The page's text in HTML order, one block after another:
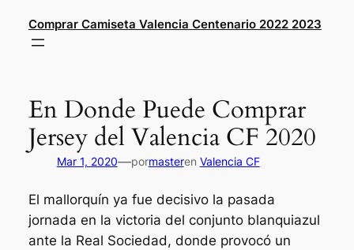
contenido
Comprar Camiseta Valencia Centenario 2022 2023
En Donde Puede Comprar
Jersey del Valencia CF 2020
Mar 1, 2020—pormasteren Valencia CF
El mallorquín ya fue decisivo la pasada
jornada en la victoria del conjunto blanquiazul
ante la Real Sociedad, donde provocó un